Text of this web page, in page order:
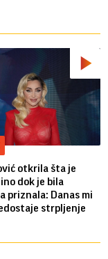
otkrila šta je
dok je bila
priznala: Danas mi
strpljenje